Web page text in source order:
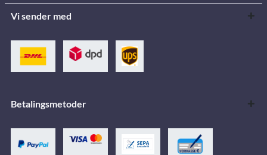
Vi sender med
Betalingsmetoder